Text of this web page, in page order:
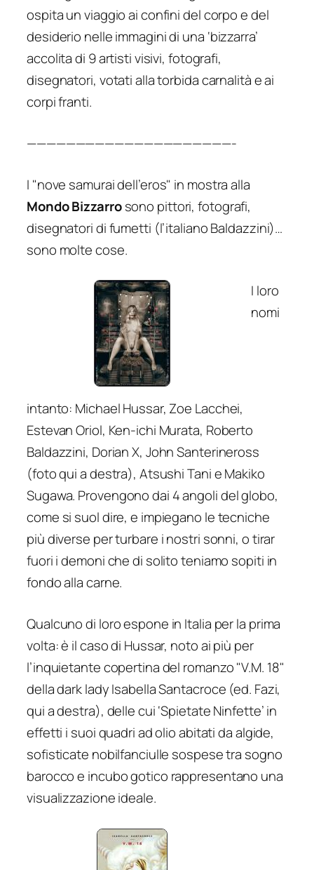
ospita un viaggio ai confini del corpo e del
desiderio nelle immagini di una ‘bizzarra’
accolita di 9 artisti visivi, fotografi,
disegnatori, votati alla torbida carnalità e ai
corpi franti.
—————————————————————-
I "nove samurai dell’eros" in mostra alla
Mondo Bizzarrosono pittori, fotografi,
disegnatori di fumetti (l’italiano Baldazzini)…
sono molte cose.
I loro
nomi
intanto: Michael Hussar, Zoe Lacchei,
Estevan Oriol, Ken-ichi Murata, Roberto
Baldazzini, Dorian X, John Santerineross
(foto qui a destra), Atsushi Tani e Makiko
Sugawa. Provengono dai 4 angoli del globo,
come si suol dire, e impiegano le tecniche
più diverse per turbare i nostri sonni, o tirar
fuori i demoni che di solito teniamo sopiti in
fondo alla carne.
Qualcuno di loro espone in Italia per la prima
volta: è il caso di Hussar, noto ai più per
l’inquietante copertina del romanzo "V.M. 18"
della dark lady Isabella Santacroce (ed. Fazi,
qui a destra), delle cui ‘Spietate Ninfette’ in
effetti i suoi quadri ad olio abitati da algide,
sofisticate nobilfanciulle sospese tra sogno
barocco e incubo gotico rappresentano una
visualizzazione ideale.